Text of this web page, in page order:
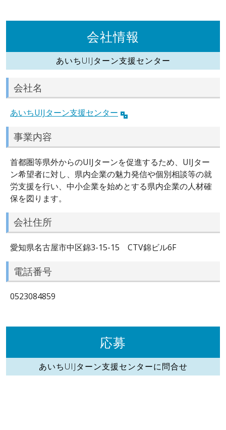
会社情報
あいちUIJターン支援センター
会社名
あいちUIJターン支援センター
事業内容
首都圏等県外からのUIJターンを促進するため、UIJター
ン希望者に対し、県内企業の魅力発信や個別相談等の就
労支援を行い、中小企業を始めとする県内企業の人材確
保を図ります。
会社住所
愛知県名古屋市中区錦3-15-15 CTV錦ビル6F
電話番号
0523084859
応募
あいちUIJターン支援センターに問合せ